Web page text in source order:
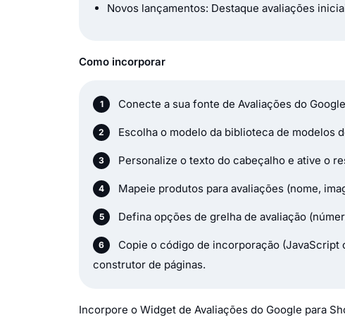
Novos lançamentos: Destaque avaliações
Como incorporar
Conecte a sua fonte de Avaliações do
Escolha o modelo da biblioteca de modelos
Personalize o texto do cabeçalho e ative o
Mapeie produtos para avaliações (nome,
Defina opções de grelha de avaliação
Copie o código de incorporação
construtor de páginas.
Incorpore o Widget de Avaliações do Google para